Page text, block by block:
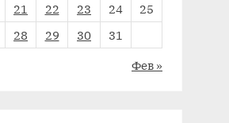
21 22 23 24
25
28 29 30
31
Фев »